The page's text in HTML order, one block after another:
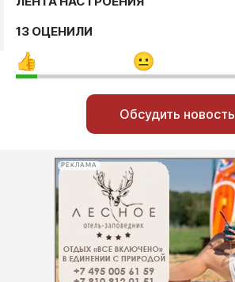
13 ОЦЕНИЛИ
Обсудить новость
РЕКЛАМА